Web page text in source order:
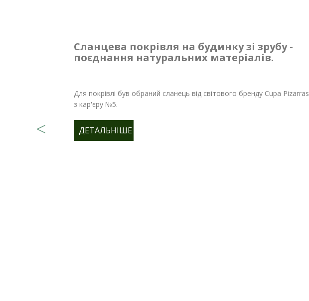
Сланцева покрівля на будинку зі зрубу -
поєднання натуральних матеріалів.
Для покрівлі був обраний сланець від світового бренду Cupa Pizarras
з кар'єру №5.
ДЕТАЛЬНІШЕ